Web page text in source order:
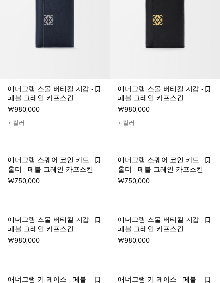
애너그램 스몰 버티컬 지갑 -
페블 그레인 카프스킨
₩980,000
+ 컬러
애너그램 스몰 버티컬 지갑 -
페블 그레인 카프스킨
₩980,000
+ 컬러
애너그램 스퀘어 코인 카드
홀더 - 페블 그레인 카프스킨
₩750,000
애너그램 스퀘어 코인 카드
홀더 - 페블 그레인 카프스킨
₩750,000
애너그램 스몰 버티컬 지갑 -
페블 그레인 카프스킨
₩980,000
애너그램 스몰 버티컬 지갑 -
페블 그레인 카프스킨
₩980,000
애너그램 키 케이스 - 페블
애너그램 키 케이스 - 페블